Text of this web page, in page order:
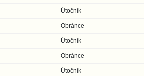
Útočník
Obránce
Útočník
Obránce
Útočník